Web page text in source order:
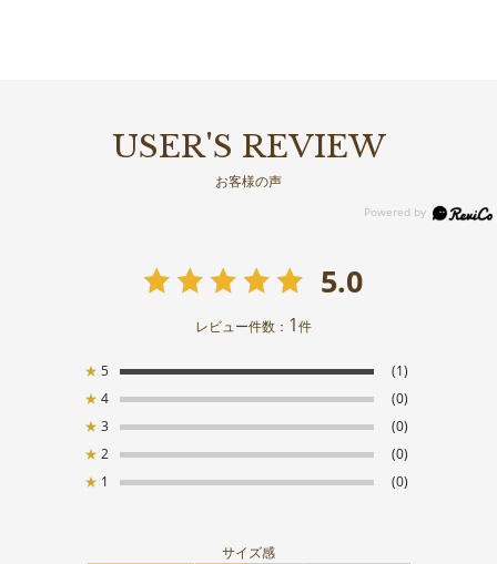
USER'S REVIEW
お客様の声
5.0
レビュー件数： 1件
★ 5
(1)
★ 4
(0)
★ 3
(0)
★ 2
(0)
★ 1 (0)
サイズ感